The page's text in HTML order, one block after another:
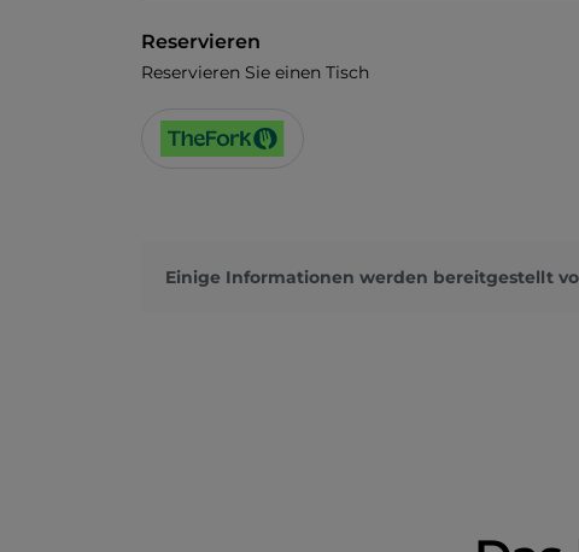
Reservieren
Reservieren Sie einen Tisch
Einige Informationen werden bereitgestellt